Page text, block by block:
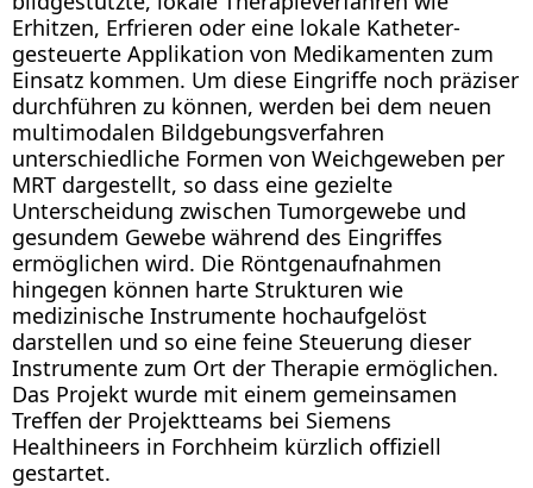
Erhitzen, Erfrieren oder eine lokale Katheter-
gesteuerte Applikation von Medikamenten zum
Einsatz kommen. Um diese Eingriffe noch präziser
durchführen zu können, werden bei dem neuen
multimodalen Bildgebungsverfahren
unterschiedliche Formen von Weichgeweben per
MRT dargestellt, so dass eine gezielte
Unterscheidung zwischen Tumorgewebe und
gesundem Gewebe während des Eingriffes
ermöglichen wird. Die Röntgenaufnahmen
hingegen können harte Strukturen wie
medizinische Instrumente hochaufgelöst
darstellen und so eine feine Steuerung dieser
Instrumente zum Ort der Therapie ermöglichen.
Das Projekt wurde mit einem gemeinsamen
Treffen der Projektteams bei Siemens
Healthineers in Forchheim kürzlich offiziell
gestartet.